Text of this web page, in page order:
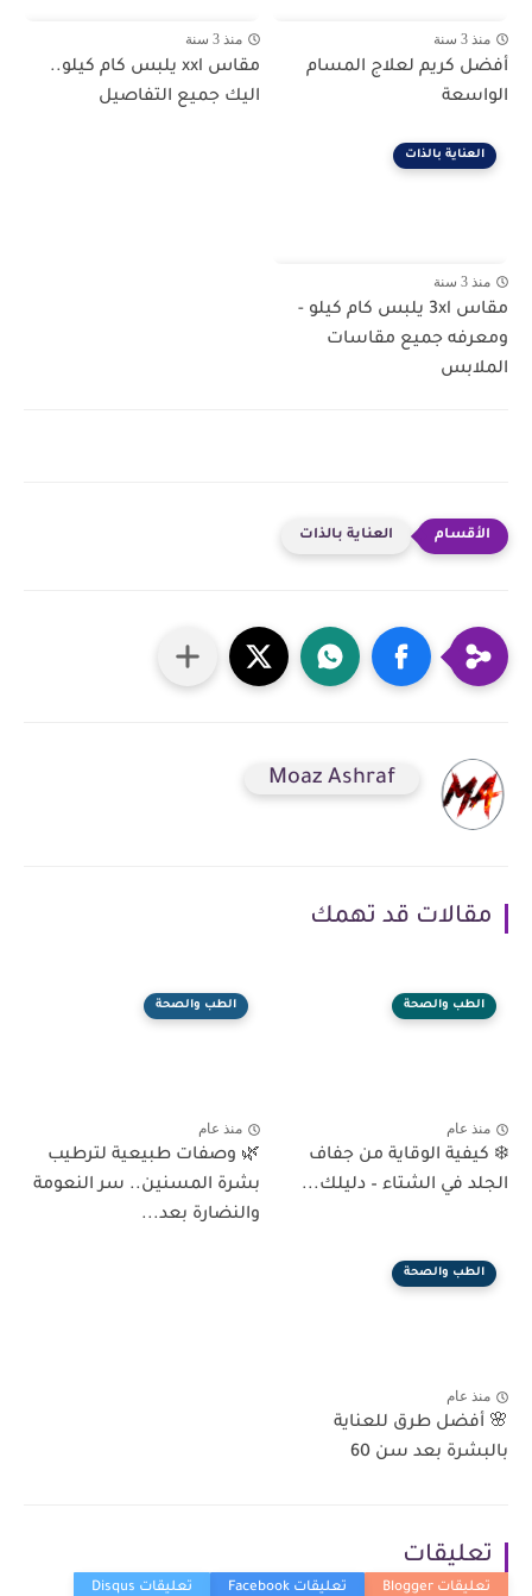
منذ 3 سنة
أفضل كريم لعلاج المسام
الواسعة
منذ 3 سنة
مقاس xxl يلبس كام كيلو..
اليك جميع التفاصيل
العناية بالذات
منذ 3 سنة
مقاس 3xl يلبس كام كيلو -
ومعرفه جميع مقاسات
الملابس
العناية بالذات
Moaz Ashraf
مقالات قد تهمك
الطب والصحة
منذ عام
❄️ كيفية الوقاية من جفاف
الجلد في الشتاء – دليلك...
الطب والصحة
منذ عام
🌿 وصفات طبيعية لترطيب
بشرة المسنين.. سر النعومة
والنضارة بعد...
الطب والصحة
منذ عام
🌸 أفضل طرق للعناية
بالبشرة بعد سن 60
تعليقات